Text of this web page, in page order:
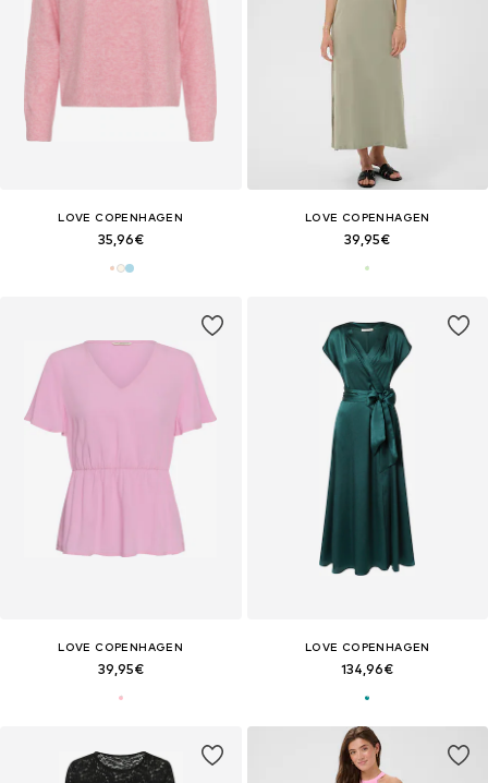
LOVE COPENHAGEN
35,96€
LOVE COPENHAGEN
39,95€
LOVE COPENHAGEN
39,95€
LOVE COPENHAGEN
134,96€